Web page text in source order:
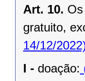
Art. 10.
gratuito,
14/12/
I - doação: